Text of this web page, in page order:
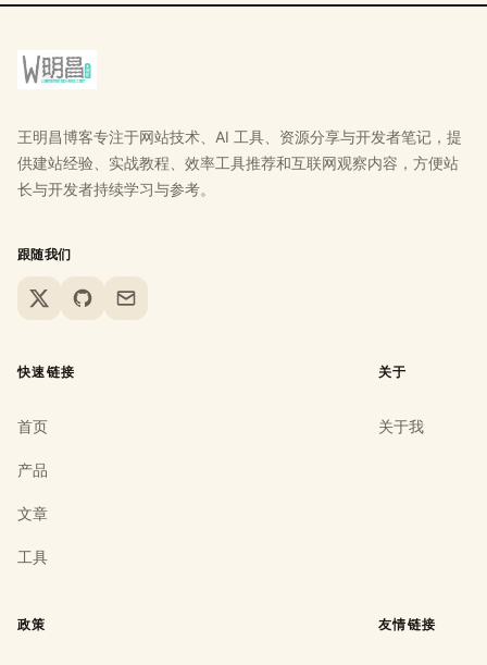
王明昌博客专注于网站技术、AI 工具、资源分享与开发者笔记，提
供建站经验、实战教程、效率工具推荐和互联网观察内容，方便站
长与开发者持续学习与参考。
跟随我们
X GitHubEmail
快速链接
首页
产品
文章
工具
关于
关于我
政策 友情链接